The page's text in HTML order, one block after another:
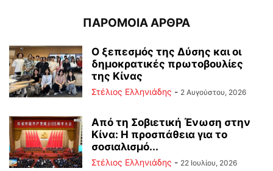
ΠΑΡΟΜΟΙΑ ΑΡΘΡΑ
Ο ξεπεσμός της Δύσης και οι
δημοκρατικές πρωτοβουλίες
της Κίνας
Στέλιος Ελληνιάδης - 2 Αυγούστου, 2026
Από τη Σοβιετική Ένωση στην
Κίνα: Η προσπάθεια για το
σοσιαλισμό...
Στέλιος Ελληνιάδης - 22 Ιουλίου, 2026